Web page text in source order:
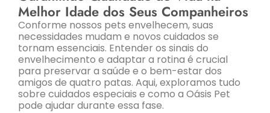
Melhor Idade dos Seus Companheiros
Conforme nossos pets envelhecem, suas
necessidades mudam e novos cuidados se
tornam essenciais. Entender os sinais do
envelhecimento e adaptar a rotina é crucial
para preservar a saúde e o bem-estar dos
amigos de quatro patas. Aqui, exploramos tudo
sobre cuidados especiais e como a Oásis Pet
pode ajudar durante essa fase.